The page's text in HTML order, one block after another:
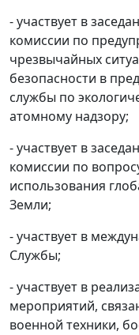
- участвует в
комиссии по
чрезвычайных
безопасности в
службы по
атомному надзору;
- участвует в
комиссии по
использования
Земли;
- участвует в
Службы;
- участвует в
мероприятий,
военной техники,